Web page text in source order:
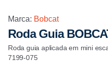
Marca: Bobcat
Roda Guia
Roda guia aplicada em mini
7199-075